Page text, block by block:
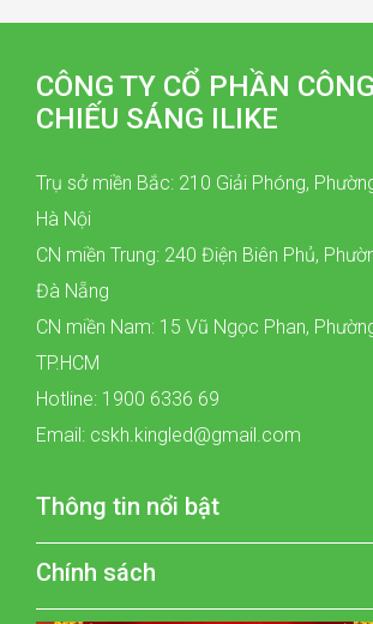
CÔNG TY CỔ PHẦN
CHIẾU SÁNG ILIKE
Trụ sở miền Bắc: 210 Giải Phóng,
Hà Nội
CN miền Trung: 240 Điện Biên Phủ,
Đà Nẵng
CN miền Nam: 15 Vũ Ngọc Phan,
TP.HCM
Hotline: 1900 6336 69
Email: cskh.kingled@gmail.com
Thông tin nổi bật
Chính sách